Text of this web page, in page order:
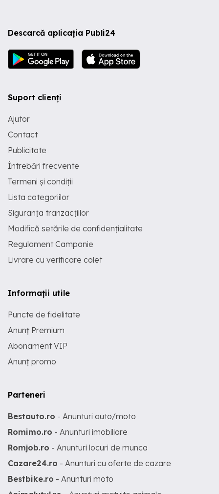
Descarcă aplicația Publi24
Suport clienți
Ajutor
Contact
Publicitate
Întrebări frecvente
Termeni și condiții
Lista categoriilor
Siguranța tranzacțiilor
Modifică setările de confidențialitate
Regulament Campanie
Livrare cu verificare colet
Informații utile
Puncte de fidelitate
Anunț Premium
Abonament VIP
Anunț promo
Parteneri
Bestauto.ro - Anunturi auto/moto
Romimo.ro - Anunturi imobiliare
Romjob.ro - Anunturi locuri de munca
Cazare24.ro - Anunturi cu oferte de cazare
Bestbike.ro - Anunturi moto